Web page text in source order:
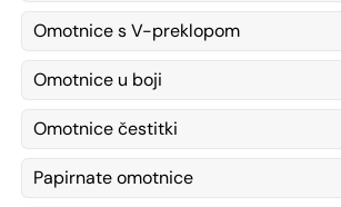
Omotnice s V-preklopom
Omotnice u boji
Omotnice čestitki
Papirnate omotnice